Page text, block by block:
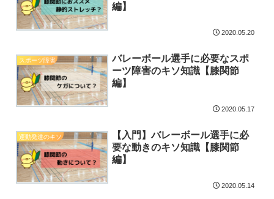
編】
2020.05.20
スポーツ障害
バレーボール選手に必要なスポ
ーツ障害のキソ知識【膝関節
編】
2020.05.17
運動発達のキソ
【入門】バレーボール選手に必
要な動きのキソ知識【膝関節
編】
2020.05.14